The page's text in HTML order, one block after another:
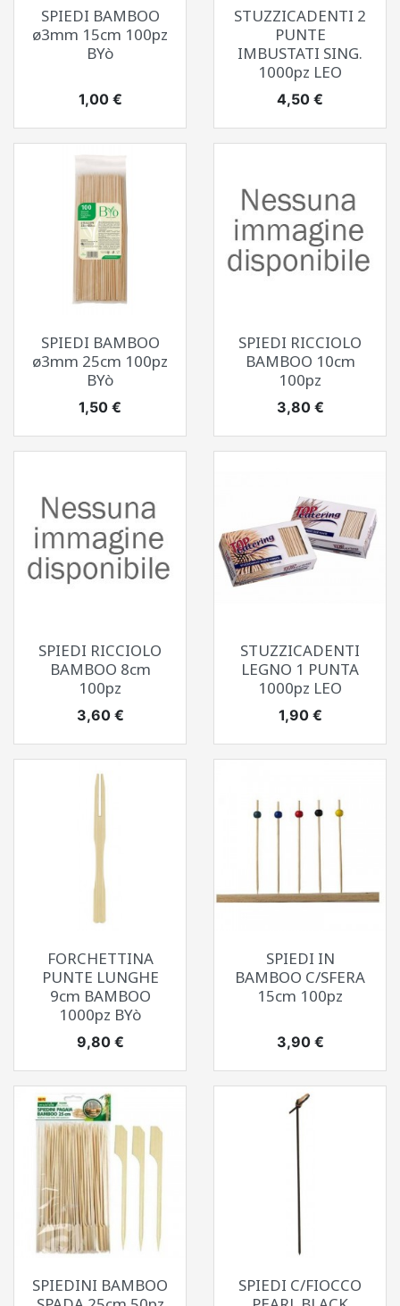
SPIEDI BAMBOO
ø3mm 15cm 100pz
BYò
Prezzo
1,00 €
STUZZICADENTI 2
PUNTE
IMBUSTATI SING.
1000pz LEO
Prezzo
4,50 €
SPIEDI BAMBOO
ø3mm 25cm 100pz
BYò
Prezzo
1,50 €
SPIEDI RICCIOLO
BAMBOO 10cm
100pz
Prezzo
3,80 €
SPIEDI RICCIOLO
BAMBOO 8cm
100pz
Prezzo
3,60 €
STUZZICADENTI
LEGNO 1 PUNTA
1000pz LEO
Prezzo
1,90 €
FORCHETTINA
PUNTE LUNGHE
9cm BAMBOO
1000pz BYò
Prezzo
9,80 €
SPIEDI IN
BAMBOO C/SFERA
15cm 100pz
Prezzo
3,90 €
SPIEDINI BAMBOO
SPIEDI C/FIOCCO